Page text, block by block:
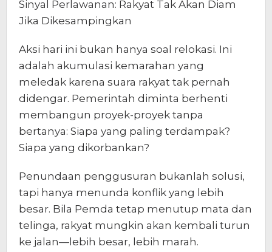
Sinyal Perlawanan: Rakyat Tak Akan Diam
Jika Dikesampingkan
Aksi hari ini bukan hanya soal relokasi. Ini
adalah akumulasi kemarahan yang
meledak karena suara rakyat tak pernah
didengar. Pemerintah diminta berhenti
membangun proyek-proyek tanpa
bertanya: Siapa yang paling terdampak?
Siapa yang dikorbankan?
Penundaan penggusuran bukanlah solusi,
tapi hanya menunda konflik yang lebih
besar. Bila Pemda tetap menutup mata dan
telinga, rakyat mungkin akan kembali turun
ke jalan—lebih besar, lebih marah.